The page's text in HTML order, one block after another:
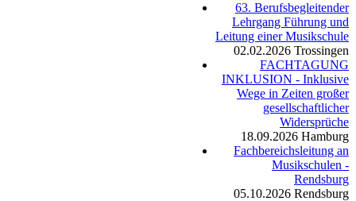
63. Berufsbegleitender
Lehrgang Führung und
Leitung einer Musikschule
02.02.2026 Trossingen
FACHTAGUNG
INKLUSION - Inklusive
Wege in Zeiten großer
gesellschaftlicher
Widersprüche
18.09.2026 Hamburg
Fachbereichsleitung an
Musikschulen -
Rendsburg
05.10.2026 Rendsburg